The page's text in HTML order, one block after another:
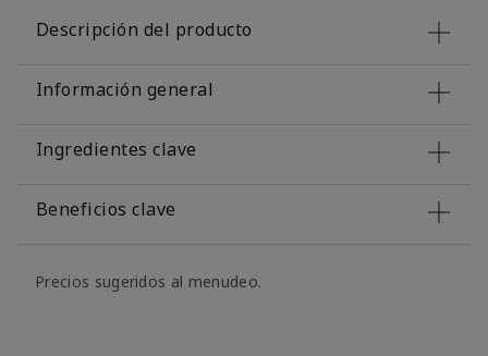
Descripción del producto
Información general
Ingredientes clave
Beneficios clave
Precios sugeridos al menudeo.